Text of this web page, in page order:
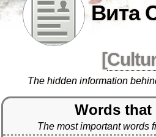
Вита
[
The hidden information
Words that
The most important words